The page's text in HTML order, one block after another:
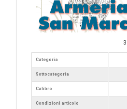
Categoria
Sottocategoria
Calibro
Condizioni articolo